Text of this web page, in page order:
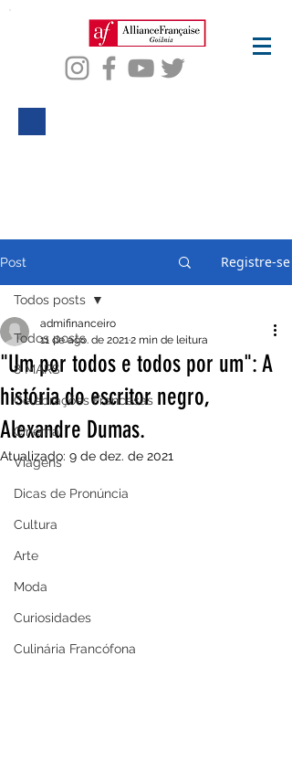
BLOG ALIANÇA
Post Registre-se
Todos posts
8 MARS
Celebrações Francesas
Cinema
Viagens
Dicas de Pronúncia
Cultura
Arte
Moda
Curiosidades
Culinária Francófona
Todos posts
"Um por todos e todos por um": A
história do escritor negro,
Alexandre Dumas.
admifinanceiro
11 de ago. de 20212 min de leitura
Atualizado: 9 de dez. de 2021